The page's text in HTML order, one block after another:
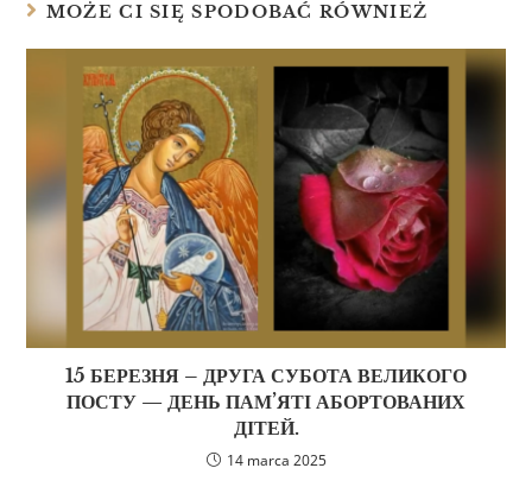
MOŻE CI SIĘ SPODOBAĆ RÓWNIEŻ
15 БЕРЕЗНЯ – ДРУГА СУБОТА ВЕЛИКОГО
ПОСТУ — ДЕНЬ ПАМ’ЯТІ АБОРТОВАНИХ
ДІТЕЙ.
14 marca 2025